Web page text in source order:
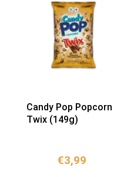
Candy Pop Popcorn
Twix (149g)
€3,99